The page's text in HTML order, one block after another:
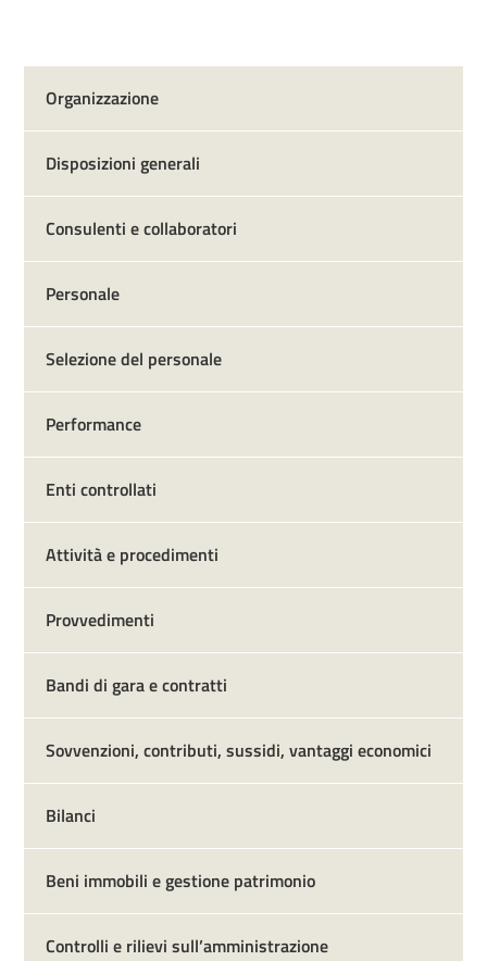
Organizzazione
Disposizioni generali
Consulenti e collaboratori
Personale
Selezione del personale
Performance
Enti controllati
Attività e procedimenti
Provvedimenti
Bandi di gara e contratti
Sovvenzioni, contributi, sussidi, vantaggi economici
Bilanci
Beni immobili e gestione patrimonio
Controlli e rilievi sull’amministrazione